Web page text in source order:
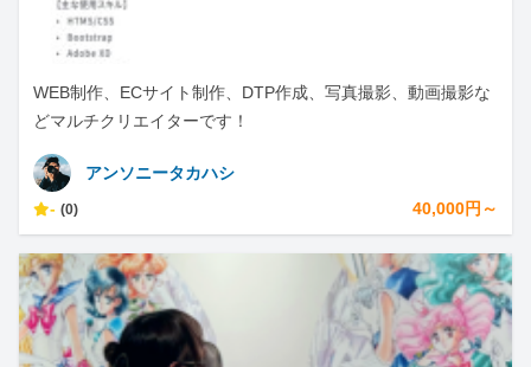
WEB制作、ECサイト制作、DTP作成、写真撮影、動画撮影な
どマルチクリエイターです！
アンソニータカハシ
- (0) 40,000円～